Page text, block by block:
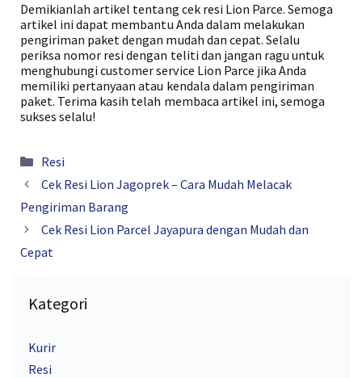
Demikianlah artikel tentang cek resi Lion Parce. Semoga
artikel ini dapat membantu Anda dalam melakukan
pengiriman paket dengan mudah dan cepat. Selalu
periksa nomor resi dengan teliti dan jangan ragu untuk
menghubungi customer service Lion Parce jika Anda
memiliki pertanyaan atau kendala dalam pengiriman
paket. Terima kasih telah membaca artikel ini, semoga
sukses selalu!
Kategori
Resi
Cek Resi Lion Jagoprek – Cara Mudah Melacak
Pengiriman Barang
Cek Resi Lion Parcel Jayapura dengan Mudah dan
Cepat
Kategori
Kurir
Resi